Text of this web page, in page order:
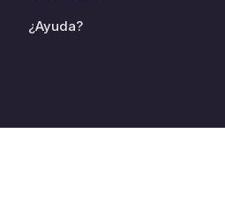
¿Ayuda?